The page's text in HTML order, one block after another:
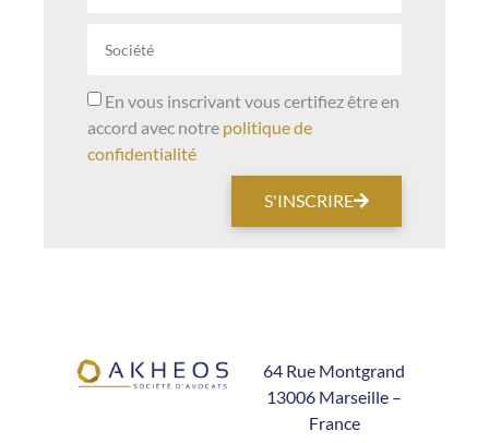
En vous inscrivant vous certifiez être en
accord avec notre politique de
confidentialité
S'INSCRIRE
64 Rue Montgrand
13006 Marseille –
France